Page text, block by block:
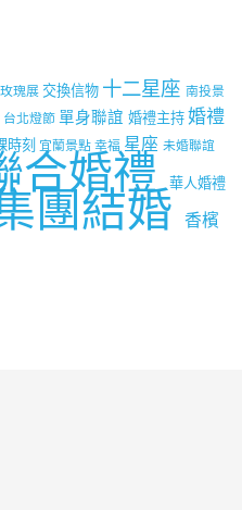
瑰展交換信物 十二星座 南投景
台北燈節單身聯誼 婚禮主持婚禮
時刻 宜蘭景點幸福 星座 未婚聯誼
合婚禮華人婚禮
團結婚香檳